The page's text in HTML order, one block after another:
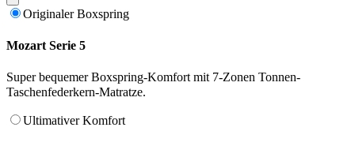
Originaler Boxspring
Mozart Serie 5
Super bequemer Boxspring-Komfort mit 7-Zonen Tonnen-
Taschenfederkern-Matratze.
Ultimativer Komfort